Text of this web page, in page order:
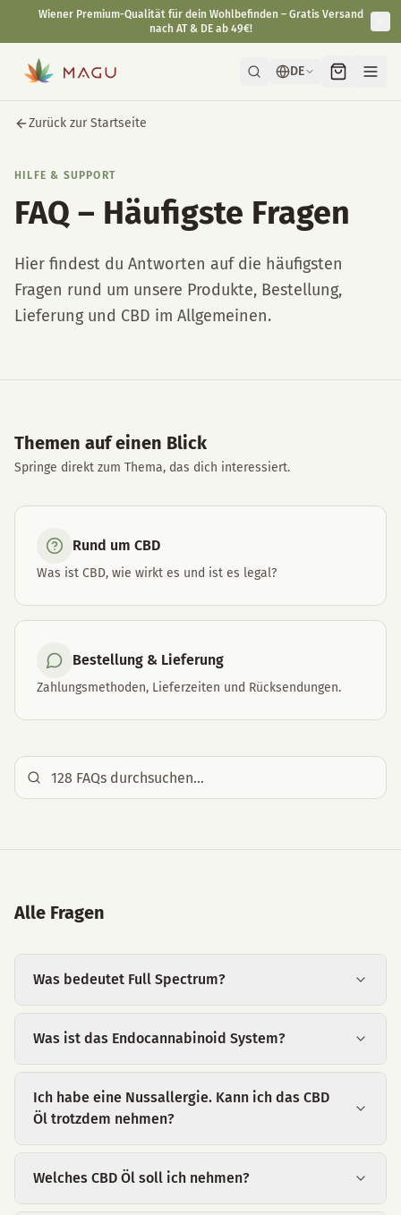
DE
Zurück zur Startseite
HILFE & SUPPORT
FAQ – Häufigste Fragen
Hier findest du Antworten auf die häufigsten
Fragen rund um unsere Produkte, Bestellung,
Lieferung und CBD im Allgemeinen.
Themen auf einen Blick
Springe direkt zum Thema, das dich interessiert.
Rund um CBD
Was ist CBD, wie wirkt es und ist es legal?
Bestellung & Lieferung
Zahlungsmethoden, Lieferzeiten und Rücksendungen.
Alle Fragen
Was bedeutet Full Spectrum?
Was ist das Endocannabinoid System?
Ich habe eine Nussallergie. Kann ich das CBD
Öl trotzdem nehmen?
Welches CBD Öl soll ich nehmen?
Wiener Premium-Qualität für dein Wohlbefinden – Gratis Versand
nach AT & DE ab 49€!